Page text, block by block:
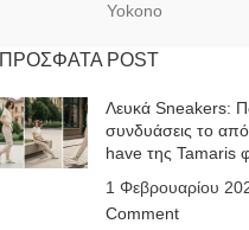
Yokono
ΠΡΟΣΦΑΤΑ POST
Λευκά Sneakers:
συνδυάσεις το
have της Tamaris
1 Φεβρουαρίου
Comment